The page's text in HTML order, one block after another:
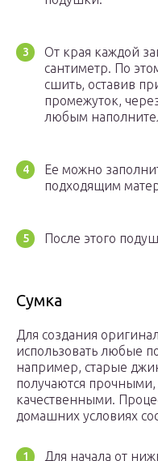
От края каждой
сантиметр. По
сшить, оставив
промежуток,
любым
Ее можно
подходящим
После этого
Сумка
Для создания
использовать любые
например, старые
получаются
качественными.
домашних условиях
Для начала от